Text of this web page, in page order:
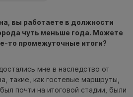
вы работаете в должности
чуть меньше года. Можете
то промежуточные итоги?
мне в наследство от
такие, как гостевые маршруты,
почти на итоговой стадии, были